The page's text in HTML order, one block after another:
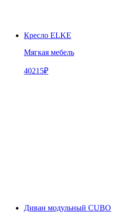
Кресло ELKE
Мягкая мебель
40215₽
Диван модульный CUBO